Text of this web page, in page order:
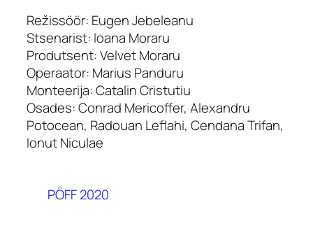
Režissöör: Eugen Jebeleanu
Stsenarist: Ioana Moraru
Produtsent: Velvet Moraru
Operaator: Marius Panduru
Monteerija: Catalin Cristutiu
Osades: Conrad Mericoffer, Alexandru
Potocean, Radouan Leflahi, Cendana Trifan,
Ionut Niculae
PÖFF 2020